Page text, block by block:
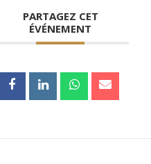
PARTAGEZ CET
ÉVÉNEMENT